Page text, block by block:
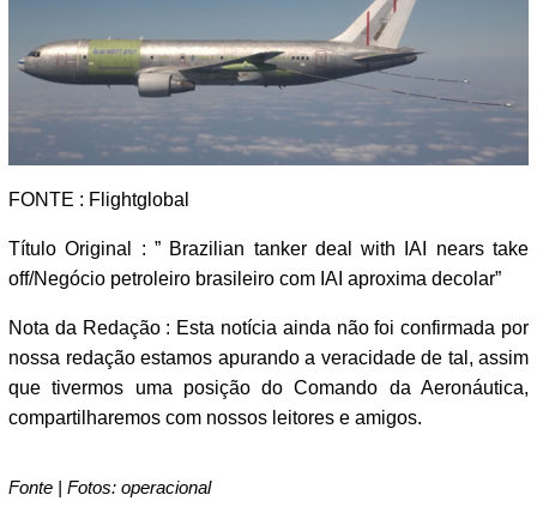
FONTE : Flightglobal
Título Original : ” Brazilian tanker deal with IAI nears take
off/Negócio petroleiro brasileiro com IAI aproxima decolar”
Nota da Redação : Esta notícia ainda não foi confirmada por
nossa redação estamos apurando a veracidade de tal, assim
que tivermos uma posição do Comando da Aeronáutica,
compartilharemos com nossos leitores e amigos.
Fonte | Fotos: operacional